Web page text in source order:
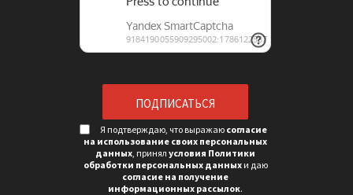
Я подтверждаю, что выражаю согласие
на использование своих персональных
данных, принял условия Политики
обработки персональных данныхи даю
согласие на получение
информационных рассылок.